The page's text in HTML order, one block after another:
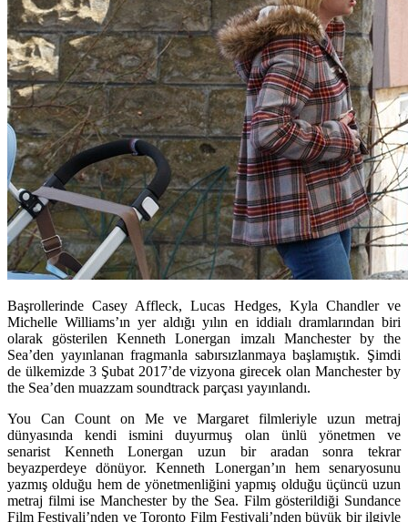
Başrollerinde Casey Affleck, Lucas Hedges, Kyla Chandler ve
Michelle Williams’ın yer aldığı yılın en iddialı dramlarından biri
olarak gösterilen Kenneth Lonergan imzalı Manchester by the
Sea’den yayınlanan fragmanla sabırsızlanmaya başlamıştık. Şimdi
de ülkemizde 3 Şubat 2017’de vizyona girecek olan Manchester by
the Sea’den muazzam soundtrack parçası yayınlandı.
You Can Count on Me ve Margaret filmleriyle uzun metraj
dünyasında kendi ismini duyurmuş olan ünlü yönetmen ve
senarist Kenneth Lonerganuzun bir aradan sonra tekrar
beyazperdeye dönüyor. Kenneth Lonergan’ın hem senaryosunu
yazmış olduğu hem de yönetmenliğini yapmış olduğu üçüncü uzun
metraj filmi ise Manchester by the Sea. Film gösterildiği Sundance
Film Festivali’nden ve Toronto Film Festivali’nden büyük bir ilgiyle